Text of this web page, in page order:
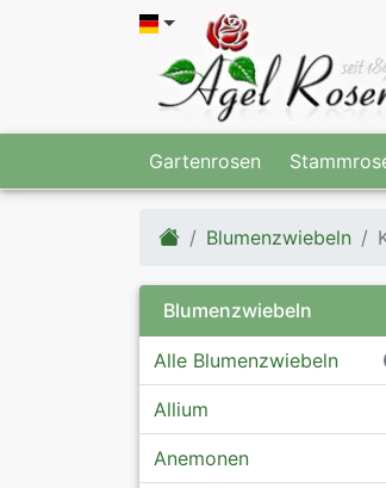
Gartenrosen
Blumenzwiebeln
Blumenzwiebeln
Alle Blumenzwiebeln
Allium
Anemonen